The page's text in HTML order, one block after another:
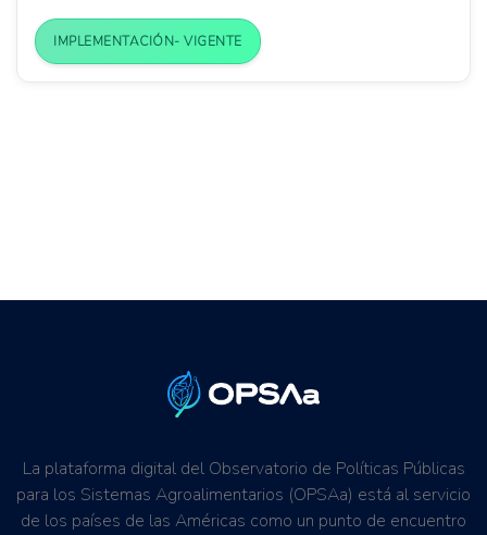
IMPLEMENTACIÓN- VIGENTE
La plataforma digital del Observatorio de Políticas Públicas
para los Sistemas Agroalimentarios (OPSAa) está al servicio
de los países de las Américas como un punto de encuentro